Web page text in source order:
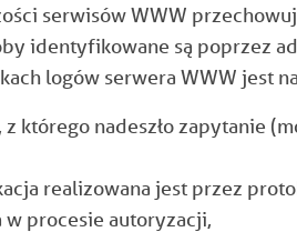
serwisów WWW
identyfikowane są poprzez
logów serwera WWW jest
którego nadeszło zapytanie
realizowana jest przez
w procesie autoryzacji,